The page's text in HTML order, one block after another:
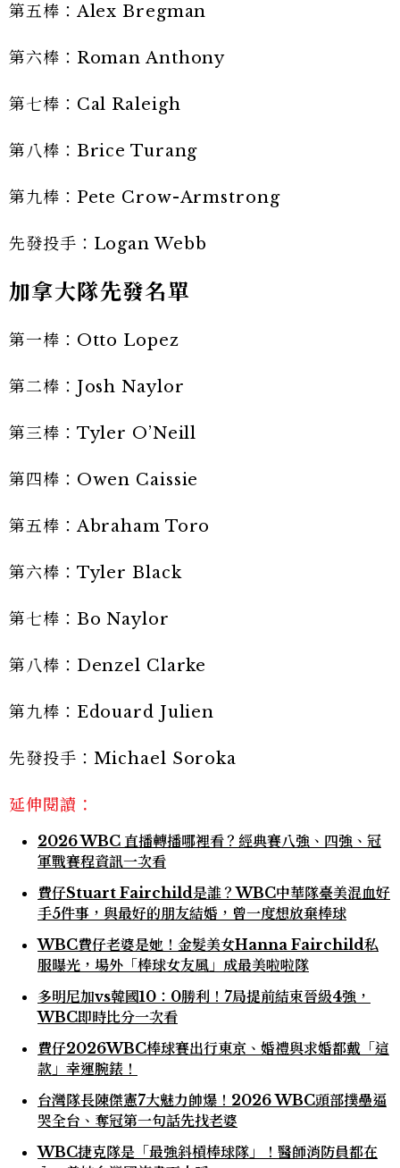
第五棒：Alex Bregman
第六棒：Roman Anthony
第七棒：Cal Raleigh
第八棒：Brice Turang
第九棒：Pete Crow-Armstrong
先發投手：Logan Webb
加拿大隊先發名單
第一棒：Otto Lopez
第二棒：Josh Naylor
第三棒：Tyler O’Neill
第四棒：Owen Caissie
第五棒：Abraham Toro
第六棒：Tyler Black
第七棒：Bo Naylor
第八棒：Denzel Clarke
第九棒：Edouard Julien
先發投手：Michael Soroka
延伸閱讀：
2026 WBC 直播轉播哪裡看？經典賽八強、四強、冠
軍戰賽程資訊一次看
費仔Stuart Fairchild是誰？WBC中華隊臺美混血好
手5件事，與最好的朋友結婚，曾一度想放棄棒球
WBC費仔老婆是她！金髮美女Hanna Fairchild私
服曝光，場外「棒球女友風」成最美啦啦隊
多明尼加vs韓國10：0勝利！7局提前結束晉級4強，
WBC即時比分一次看
費仔2026WBC棒球賽出行東京、婚禮與求婚都戴「這
款」幸運腕錶！
台灣隊長陳傑憲7大魅力帥爆！2026 WBC頭部撲壘逼
哭全台、奪冠第一句話先找老婆
WBC捷克隊是「最強斜槓棒球隊」！醫師消防員都在